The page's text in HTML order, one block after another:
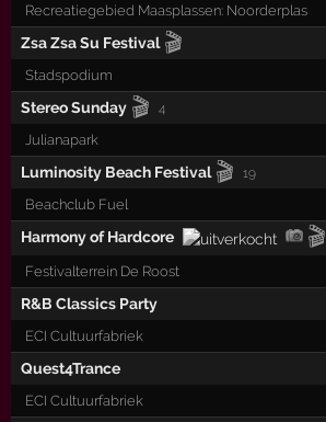
Recreatiegebied Maasplassen: Noorderplas
Zsa Zsa Su Festival 🎬
Stadspodium
Stereo Sunday 🎬 4
Julianapark
Luminosity Beach Festival 🎬 19
Beachclub Fuel
Harmony of Hardcore 🎬
Festivalterrein De Roost
R&B Classics Party
ECI Cultuurfabriek
Quest4Trance
ECI Cultuurfabriek